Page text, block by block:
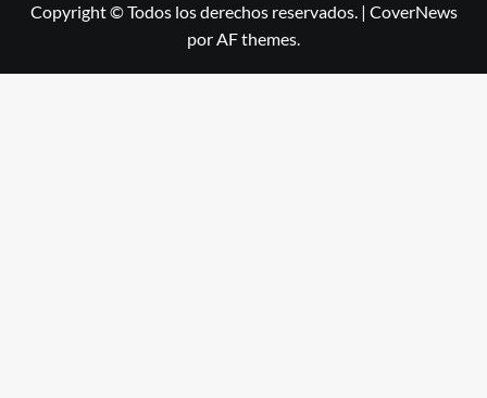
Copyright © Todos los derechos reservados. | CoverNews
por AF themes.